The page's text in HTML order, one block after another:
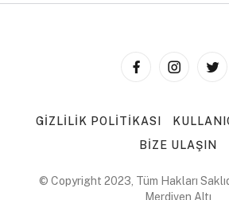
‘Bırak, uğraşma elin garibiyle. Kim
peşinde, bir şeylerin arkasında, bir
GIZLILIK POLITIKASI
BIZE ULAŞIN
© Copyright 2023, Tüm Hakları
Merdiven Altı